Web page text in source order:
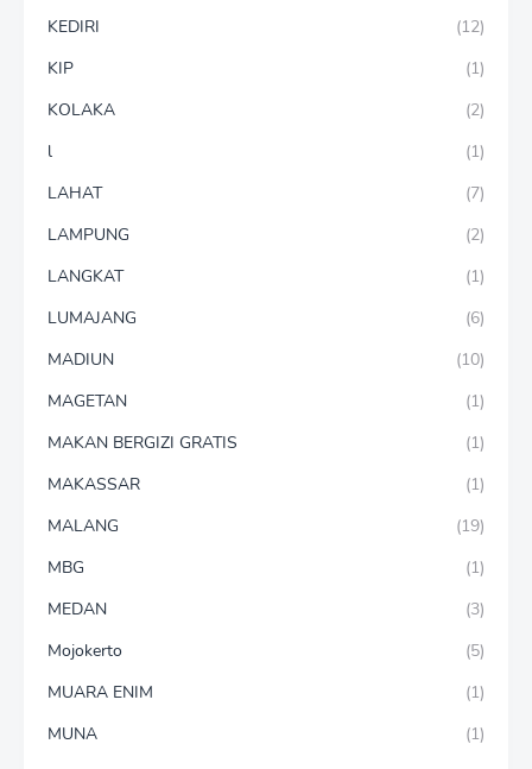
KEDIRI
(12)
KIP
(1)
KOLAKA
(2)
l
(1)
LAHAT
(7)
LAMPUNG
(2)
LANGKAT
(1)
LUMAJANG
(6)
MADIUN
(10)
MAGETAN
(1)
MAKAN BERGIZI GRATIS
(1)
MAKASSAR
(1)
MALANG
(19)
MBG
(1)
MEDAN
(3)
Mojokerto
(5)
MUARA ENIM
(1)
MUNA
(1)